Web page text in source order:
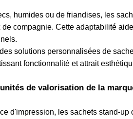
humides ou de friandises, les
compagnie. Cette adaptabilité
solutions personnalisées de
fonctionnalité et attrait
de valorisation de la
d'impression, les sachets stand-